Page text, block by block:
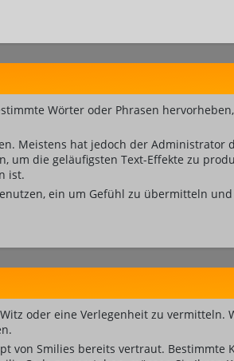
Wörter oder Phrasen
Meistens hat jedoch der Administrator
um die geläufigsten Text-Effekte zu
ist.
ein um Gefühl zu übermitteln
oder eine Verlegenheit zu vermitteln.
von Smilies bereits vertraut. Bestimmte